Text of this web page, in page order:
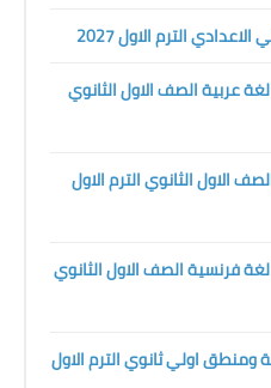
الترم الاول 2027
عربية الصف الاول الثانوي
الاول الثانوي الترم الاول
تحميل كتاب ميرسي merci لغة فرنسية الصف الاول الثانوي
ومنطق اولي ثانوي الترم الاول